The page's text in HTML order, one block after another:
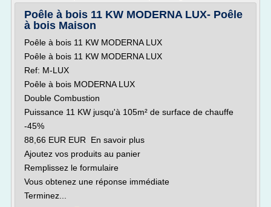
Poêle à bois 11 KW MODERNA LUX- Poêle
à bois Maison
Poêle à bois 11 KW MODERNA LUX
Poêle à bois 11 KW MODERNA LUX
Ref: M-LUX
Poêle à bois MODERNA LUX
Double Combustion
Puissance 11 KW jusqu'à 105m² de surface de chauffe
-45%
88,66 EUR EUR En savoir plus
Ajoutez vos produits au panier
Remplissez le formulaire
Vous obtenez une réponse immédiate
Terminez...